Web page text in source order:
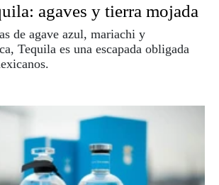
agaves y tierra mojada
de agave azul, mariachi y
Tequila es una escapada obligada